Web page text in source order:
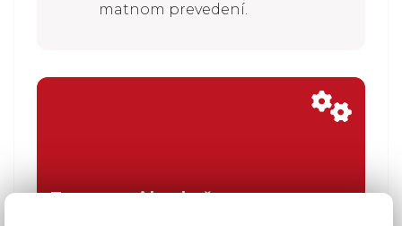
matnom prevedení.
Zostavte si kuchyňu